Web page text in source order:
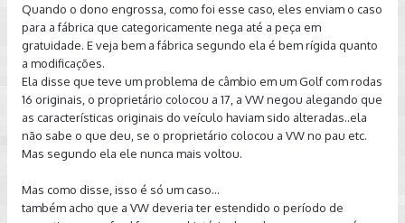
Quando o dono engrossa, como foi esse caso, eles enviam o caso
para a fábrica que categoricamente nega até a peça em
gratuidade. E veja bem a fábrica segundo ela é bem rígida quanto
a modificações.
Ela disse que teve um problema de câmbio em um Golf com rodas
16 originais, o proprietário colocou a 17, a VW negou alegando que
as características originais do veículo haviam sido alteradas..ela
não sabe o que deu, se o proprietário colocou a VW no pau etc.
Mas segundo ela ele nunca mais voltou.
Mas como disse, isso é só um caso...
também acho que a VW deveria ter estendido o período de